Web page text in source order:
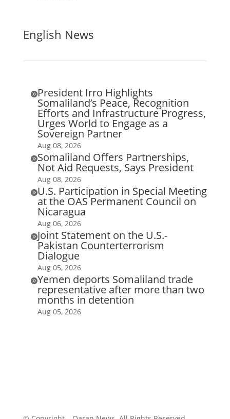
English News
President Irro Highlights
Somaliland’s Peace, Recognition
Efforts and Infrastructure Progress,
Urges World to Engage as a
Sovereign Partner
Aug 08, 2026
Somaliland Offers Partnerships,
Not Aid Requests, Says President
Aug 08, 2026
U.S. Participation in Special Meeting
at the OAS Permanent Council on
Nicaragua
Aug 06, 2026
Joint Statement on the U.S.-
Pakistan Counterterrorism
Dialogue
Aug 05, 2026
Yemen deports Somaliland trade
representative after more than two
months in detention
Aug 05, 2026